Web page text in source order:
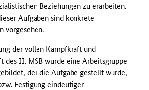
Beziehungen zu erarbeiten.
Aufgaben sind konkrete
vorgesehen.
der vollen Kampfkraft und
des II. MSB wurde eine Arbeitsgruppe
der die Aufgabe gestellt wurde,
Festigung eindeutiger